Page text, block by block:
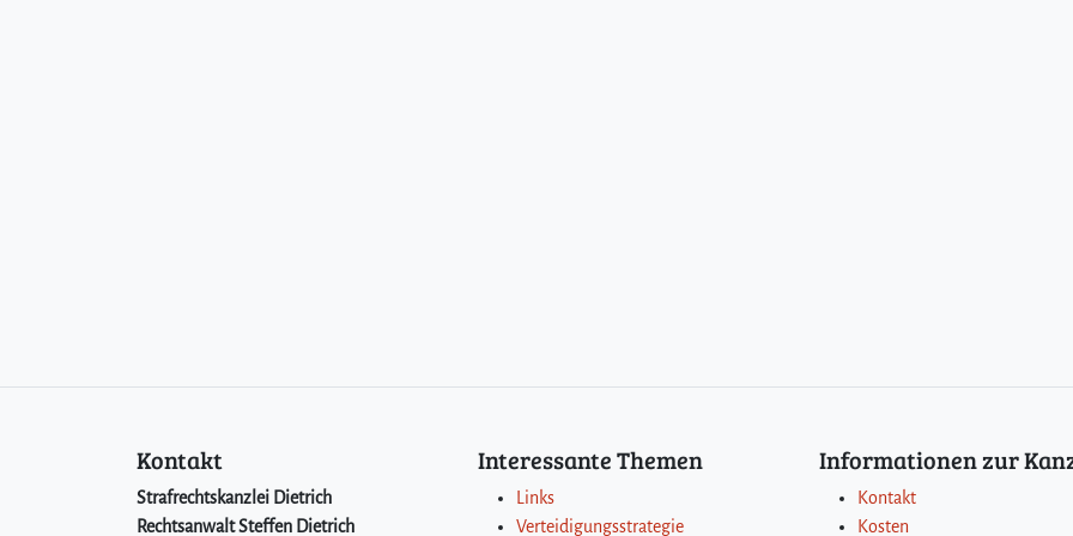
Kontakt
Strafrechtskanzlei Dietrich
Rechtsanwalt Steffen Dietrich
Interessante Themen
Links
Verteidigungsstrategie
Informationen zur
Kontakt
Kosten